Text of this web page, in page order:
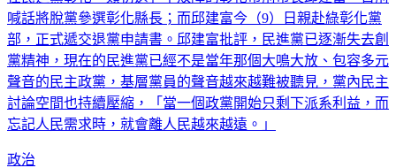
喊話將脫黨參選彰化縣長；而邱建富今（9）日親赴綠彰化黨
部，正式遞交退黨申請書。邱建富批評，民進黨已逐漸失去創
黨精神，現在的民進黨已經不是當年那個大鳴大放、包容多元
聲音的民主政黨，基層黨員的聲音越來越難被聽見，黨內民主
討論空間也持續壓縮，「當一個政黨開始只剩下派系利益，而
忘記人民需求時，就會離人民越來越遠。」
政治